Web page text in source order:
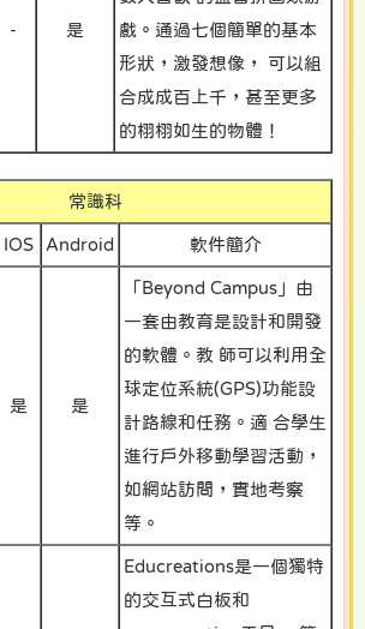
- 是
戲。通過七個簡單的基本
形狀，激發想像， 可以組
合成成百上千，甚至更多
的栩栩如生的物體！
常識科
IOS Android 軟件簡介
是 是
「Beyond Campus」由
一套由教育是設計和開發
的軟體。教 師可以利用全
球定位系統(GPS)功能設
計路線和任務。適 合學生
進行戶外移動學習活動，
如網站訪問，實地考察
等。
Educreations是一個獨特
的交互式白板和